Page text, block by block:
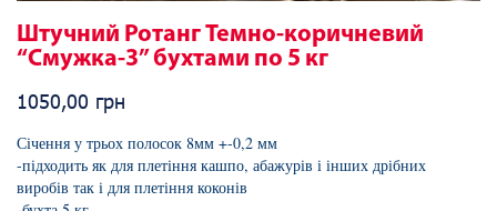
Штучний Ротанг Темно-коричневий
“Смужка-3” бухтами по 5 кг
1050,00 грн
Січення у трьох полосок 8мм +-0,2 мм
-підходить як для плетіння кашпо, абажурів і інших дрібних
виробів так і для плетіння коконів